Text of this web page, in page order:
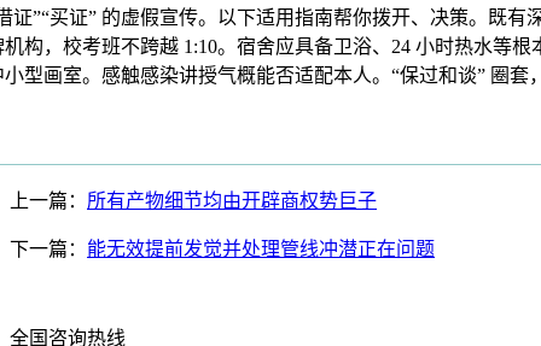
证”“买证” 的虚假宣传。以下适用指南帮你拨开、决策。既有
构，校考班不跨越 1:10。宿舍应具备卫浴、24 小时热水等根
型画室。感触感染讲授气概能否适配本人。“保过和谈” 圈套
上一篇： 所有产物细节均由开辟商权势巨子
下一篇： 能无效提前发觉并处理管线冲潜正在问题
全国咨询热线